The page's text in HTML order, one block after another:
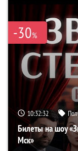
-30%
10:32:31
Билеты на шоу
Мск»